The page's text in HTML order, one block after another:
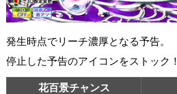
発生時点でリーチ濃厚となる予告。
停止した予告のアイコンをストック！
花百景チャンス